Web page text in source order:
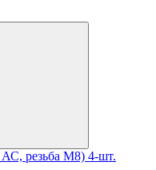
резьба M8) 4-шт.